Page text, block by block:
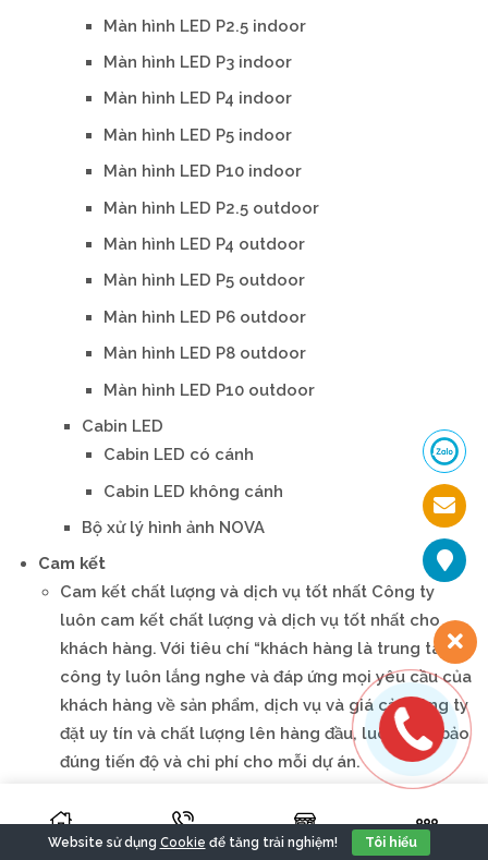
Màn hình LED P2.5 indoor
Màn hình LED P3 indoor
Màn hình LED P4 indoor
Màn hình LED P5 indoor
Màn hình LED P10 indoor
Màn hình LED P2.5 outdoor
Màn hình LED P4 outdoor
Màn hình LED P5 outdoor
Màn hình LED P6 outdoor
Màn hình LED P8 outdoor
Màn hình LED P10 outdoor
Cabin LED
Cabin LED có cánh
Cabin LED không cánh
Bộ xử lý hình ảnh NOVA
Cam kết
Cam kết chất lượng và dịch vụ tốt nhất Công ty
luôn cam kết chất lượng và dịch vụ tốt nhất cho
khách hàng. Với tiêu chí “khách hàng là trung tâm”,
công ty luôn lắng nghe và đáp ứng mọi yêu cầu của
khách hàng về sản phẩm, dịch vụ và giá cả. Công ty
đặt uy tín và chất lượng lên hàng đầu, luôn đảm bảo
đúng tiến độ và chi phí cho mỗi dự án.
Tầm nhìn và sứ mệnh của công ty Tầm nhìn của
công ty là trở thành một trong những công ty hàng
Website sử dụng Cookie để tăng trải nghiệm! Tôi hiểu